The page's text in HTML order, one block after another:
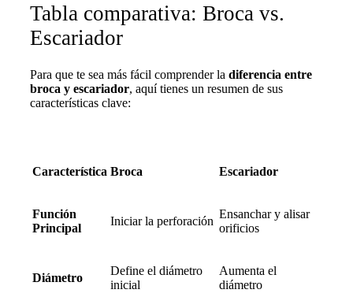
Tabla comparativa: Broca vs.
Escariador
Para que te sea más fácil comprender la diferencia entre
broca y escariador, aquí tienes un resumen de sus
características clave:
Característica Broca Escariador
Función
Principal
Iniciar la perforación
Ensanchar y alisar
orificios
Diámetro
Define el diámetro
inicial
Aumenta el
diámetro